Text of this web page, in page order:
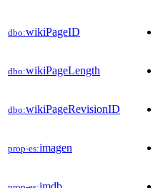
dbo:wikiPageID
dbo:wikiPageLength
dbo:wikiPageRevisionID
prop-es:imagen